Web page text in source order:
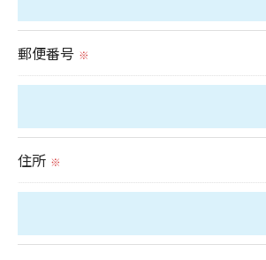
＜個人情報の委託について＞
当社では、利用目的の達成に必要な
郵便番号 ※
住所 ※